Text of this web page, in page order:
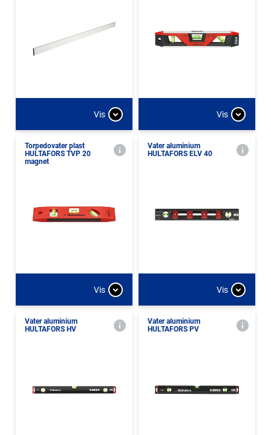
Vis Vis
Torpedovater plast
HULTAFORS TVP 20
magnet
Vis
Vater aluminium
HULTAFORS ELV 40
Vis
Vater aluminium
HULTAFORS HV
Vater aluminium
HULTAFORS PV